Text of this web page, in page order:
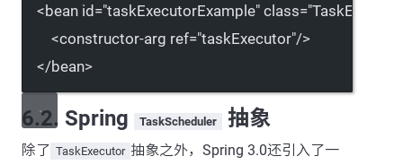
<bean id="taskExecutorExample" class=
<constructor-arg ref="taskExecutor"/>
</bean>
6.2. Spring TaskScheduler 抽象
除了 TaskExecutor 抽象之外，Spring 3.0还引入了一